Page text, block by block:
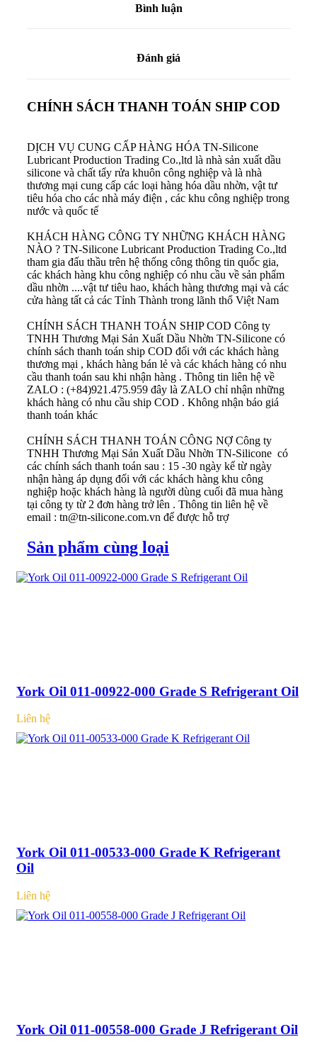
Bình luận
Đánh giá
CHÍNH SÁCH THANH TOÁN SHIP COD
DỊCH VỤ CUNG CẤP HÀNG HÓA TN-Silicone
Lubricant Production Trading Co.,ltd là nhà sản xuất dầu
silicone và chất tẩy rửa khuôn công nghiệp và là nhà
thương mại cung cấp các loại hàng hóa dầu nhờn, vật tư
tiêu hóa cho các nhà máy điện , các khu công nghiệp trong
nước và quốc tế
KHÁCH HÀNG CÔNG TY NHỮNG KHÁCH HÀNG
NÀO ? TN-Silicone Lubricant Production Trading Co.,ltd
tham gia đấu thầu trên hệ thống công thông tin quốc gia,
các khách hàng khu công nghiệp có nhu cầu về sản phẩm
dầu nhờn ....vật tư tiêu hao, khách hàng thương mại và các
cửa hàng tất cả các Tỉnh Thành trong lãnh thổ Việt Nam
CHÍNH SÁCH THANH TOÁN SHIP COD Công ty
TNHH Thương Mại Sản Xuất Dầu Nhờn TN-Silicone có
chính sách thanh toán ship COD đối với các khách hàng
thương mại , khách hàng bán lẻ và các khách hàng có nhu
cầu thanh toán sau khi nhận hàng . Thông tin liên hệ về
ZALO : (+84)921.475.959 đây là ZALO chỉ nhận những
khách hàng có nhu cầu ship COD . Không nhận báo giá
thanh toán khác
CHÍNH SÁCH THANH TOÁN CÔNG NỢ Công ty
TNHH Thương Mại Sản Xuất Dầu Nhờn TN-Silicone có
các chính sách thanh toán sau : 15 -30 ngày kể từ ngày
nhận hàng áp dụng đối với các khách hàng khu công
nghiệp hoặc khách hàng là người dùng cuối đã mua hàng
tại công ty từ 2 đơn hàng trở lên . Thông tin liên hệ về
email : tn@tn-silicone.com.vn để được hỗ trợ
Sản phẩm cùng loại
York Oil 011-00922-000 Grade S Refrigerant Oil
Liên hệ
York Oil 011-00533-000 Grade K Refrigerant
Oil
Liên hệ
York Oil 011-00558-000 Grade J Refrigerant Oil